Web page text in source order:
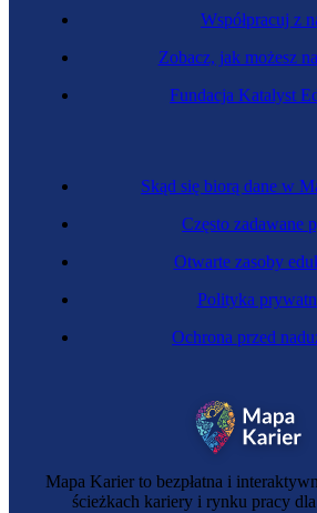
Mapa Karier to bezpłatna i
ścieżkach kariery i rynku pracy
Skąd się biorą dane w
Często zadawane
Otwarte zasoby
Polityka
Ochrona przed
Współpracuj z
Zobacz, jak możesz
Fundacja Katalyst